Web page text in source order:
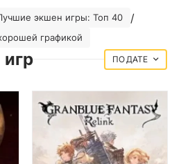
экшен игры: Топ 40 /
графикой
ДАТЕ